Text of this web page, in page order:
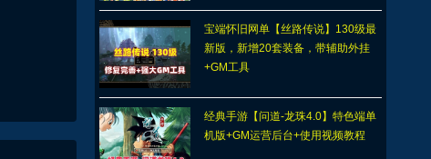
宝端怀旧网单【丝路传说】130级最
新版，新增20套装备，带辅助外挂
+GM工具
经典手游【问道-龙珠4.0】特色端单
机版+GM运营后台+使用视频教程